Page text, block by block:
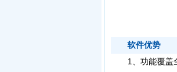
软件优势
1、功能覆盖全